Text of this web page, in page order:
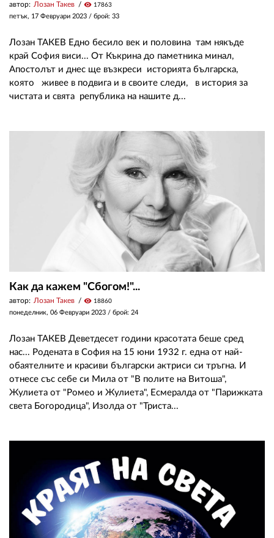
автор: Лозан Такев visibility 17863
петък, 17 Февруари 2023 / брой: 33
Лозан ТАКЕВ Едно бесило век и половина там някъде
край София виси... От Къкрина до паметника минал,
Апостолът и днес ще възкреси историята българска,
която живее в подвига и в своите следи, в история за
чистата и свята република на нашите д...
Как да кажем "Сбогом!"...
автор: Лозан Такев visibility 18860
понеделник, 06 Февруари 2023 / брой: 24
Лозан ТАКЕВ Деветдесет години красотата беше сред
нас... Родената в София на 15 юни 1932 г. една от най-
обаятелните и красиви български актриси си тръгна. И
отнесе със себе си Мила от "В полите на Витоша",
Жулиета от "Ромео и Жулиета", Есмералда от "Парижката
света Богородица", Изолда от "Триста...